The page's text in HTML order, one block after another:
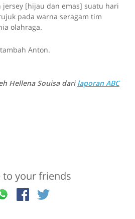
jersey [hijau dan emas] suatu hari
pada warna seragam tim
olahraga.
Anton.
Hellena Souisa darilaporan ABC
to your friends